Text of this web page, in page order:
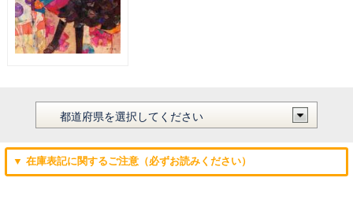
▼ 在庫表記に関するご注意（必ずお読みください）